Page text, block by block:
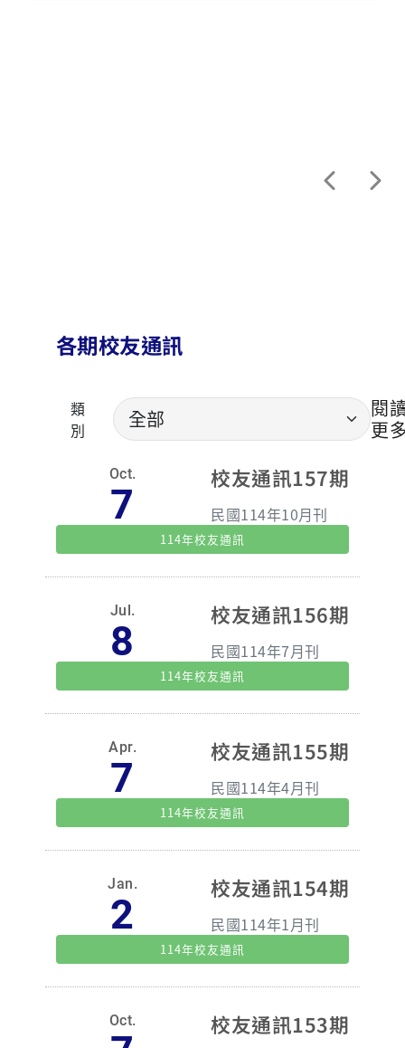
利通過銑床乙級筆試測驗以及鉗工丙級實務測驗。目前我
想到還是繼續唸，而且還出國唸博士。」當下聽完老師的
分享，心中滿是懷疑；但隨著時空推移，經歷一些人、
素，本來不想做且排斥的事物，突然間都成為通往人生下
一階段的關鍵。就像我自己，原本「機械加工」、「撰寫
程式」及「唸書」都是我不想做的，最後卻都必須一一執
行。這些歷程雖然順利過關，但過程卻異常艱辛費時。我
常回想，若當初不要這麼排斥、多用點心學習，或許就不
會這麼辛苦。因此，我想用自己的例子與學弟妹們分享，
在面對不感興趣或是排斥的科目時，「先別急著說不」，
要耐住性子儘量學習，或許這些自己不以為意的學習，說
不準日後會成為你職涯發展的助力，甚至成功的關鍵。
【何校友目前任職於國立臺灣大學機械工程學系實習工場
原理及操作示範。 ▲何清模校友(右)與體育主播徐展元合
各期校友通訊
類
別
閱
更
Oct.
7
校友通訊157期
民國114年10月刊
114年校友通訊
Jul.
8
校友通訊156期
民國114年7月刊
114年校友通訊
Apr.
7
校友通訊155期
民國114年4月刊
114年校友通訊
Jan.
2
校友通訊154期
民國114年1月刊
114年校友通訊
Oct. 校友通訊153期